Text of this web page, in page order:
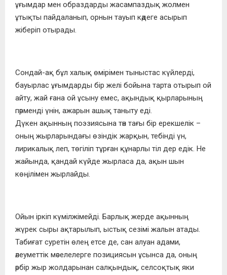
ұғымдар мен образдарды жасампаздық жолмен
ұтықты пайдаланып, орнын тауып кәдеге асырып
жіберіп отырады.
Сондай-ақ бұл халық өмірімен тыныстас күйлерді,
бауырлас ұғымдарды бір желі бойына тарта отырып ой
айту, жай ғана ой ұсыну емес, ақындық қырларының
пәрменді үнін, ажарын ашық таныту еді.
Дүкен ақынның поэзиясына тән тағы бір ерекшелік –
оның жырларындағы өзіндік жарқын, тебінді үн,
лирикалық леп, төгіліп тұрған құнарлы тіл дер едік. Не
жайында, қандай күйде жырласа да, ақын шын
көңілімен жырлайды.
Ойын іркіп күмілжімейді. Барлық жерде ақынның
жүрек сыры ақтарылып, ыстық сезімі жалын атады.
Табиғат суретін өлең етсе де, сан алуан адами,
әлеуметтік мәселелерге позициясын ұсынса да, оның
әрбір жыр жолдарынан салқындық, селсоқтық яки